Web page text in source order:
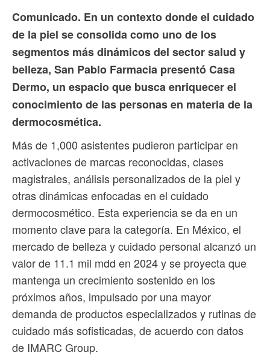
Comunicado. En un contexto donde el cuidado
de la piel se consolida como uno de los
segmentos más dinámicos del sector salud y
belleza, San Pablo Farmacia presentó Casa
Dermo, un espacio que busca enriquecer el
conocimiento de las personas en materia de la
dermocosmética.
Más de 1,000 asistentes pudieron participar en
activaciones de marcas reconocidas, clases
magistrales, análisis personalizados de la piel y
otras dinámicas enfocadas en el cuidado
dermocosmético. Esta experiencia se da en un
momento clave para la categoría. En México, el
mercado de belleza y cuidado personal alcanzó un
valor de 11.1 mil mdd en 2024 y se proyecta que
mantenga un crecimiento sostenido en los
próximos años, impulsado por una mayor
demanda de productos especializados y rutinas de
cuidado más sofisticadas, de acuerdo con datos
de IMARC Group.